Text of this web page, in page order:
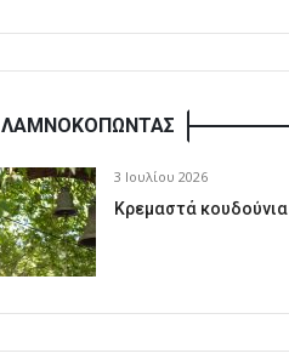
ΛΑΜΝΟΚΟΠΩΝΤΑΣ
3 Ιουλίου 2026
Κρεμαστά κουδούνια